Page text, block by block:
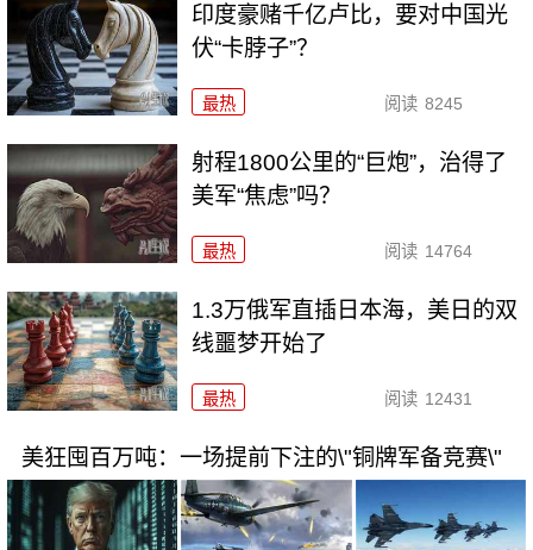
印度豪赌千亿卢比，要对中国光
伏“卡脖子”？
最热 阅读 8245
射程1800公里的“巨炮”，治得了
美军“焦虑”吗？
最热 阅读 14764
1.3万俄军直插日本海，美日的双
线噩梦开始了
最热 阅读 12431
美狂囤百万吨：一场提前下注的\"铜牌军备竞赛\"